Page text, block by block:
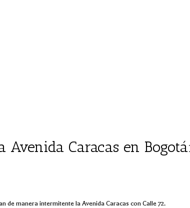
Caracas en
de manera intermitente la Avenida Caracas con Calle 72.